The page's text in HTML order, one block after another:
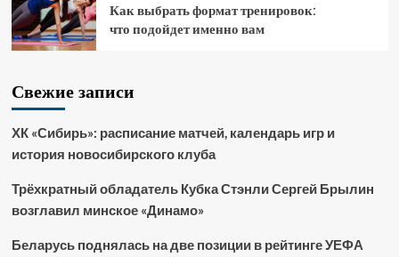
Как выбрать формат тренировок:
что подойдет именно вам
Свежие записи
ХК «Сибирь»: расписание матчей, календарь игр и
история новосибирского клуба
Трёхкратный обладатель Кубка Стэнли Сергей Брылин
возглавил минское «Динамо»
Беларусь поднялась на две позиции в рейтинге УЕФА